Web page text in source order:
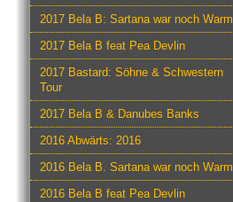
2017 Bela B: Sartana war noch Warm
2017 Bela B feat Pea Devlin
2017 Bastard: Söhne & Schwestern
Tour
2017 Bela B & Danubes Banks
2016 Abwärts: 2016
2016 Bela B. Sartana war noch Warm
2016 Bela B feat Pea Devlin